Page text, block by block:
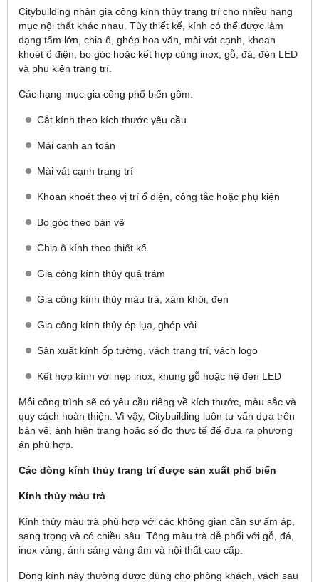
Citybuilding nhận gia công kính thủy trang trí cho nhiều hạng
mục nội thất khác nhau. Tùy thiết kế, kính có thể được làm
dạng tấm lớn, chia ô, ghép hoa văn, mài vát cạnh, khoan
khoét ổ điện, bo góc hoặc kết hợp cùng inox, gỗ, đá, đèn LED
và phụ kiện trang trí.
Các hạng mục gia công phổ biến gồm:
Cắt kính theo kích thước yêu cầu
Mài cạnh an toàn
Mài vát cạnh trang trí
Khoan khoét theo vị trí ổ điện, công tắc hoặc phụ kiện
Bo góc theo bản vẽ
Chia ô kính theo thiết kế
Gia công kính thủy quả trám
Gia công kính thủy màu trà, xám khói, đen
Gia công kính thủy ép lụa, ghép vải
Sản xuất kính ốp tường, vách trang trí, vách logo
Kết hợp kính với nẹp inox, khung gỗ hoặc hệ đèn LED
Mỗi công trình sẽ có yêu cầu riêng về kích thước, màu sắc và
quy cách hoàn thiện. Vì vậy, Citybuilding luôn tư vấn dựa trên
bản vẽ, ảnh hiện trạng hoặc số đo thực tế để đưa ra phương
án phù hợp.
Các dòng kính thủy trang trí được sản xuất phổ biến
Kính thủy màu trà
Kính thủy màu trà phù hợp với các không gian cần sự ấm áp,
sang trọng và có chiều sâu. Tông màu trà dễ phối với gỗ, đá,
inox vàng, ánh sáng vàng ấm và nội thất cao cấp.
Dòng kính này thường được dùng cho phòng khách, vách sau